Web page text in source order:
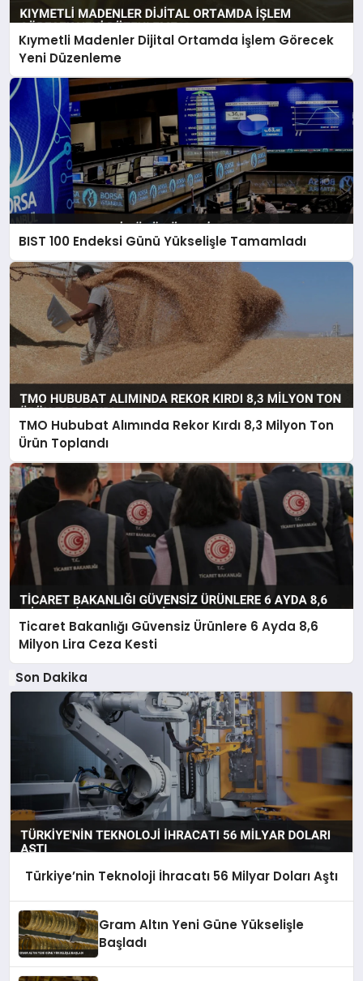
Kıymetli Madenler Dijital Ortamda İşlem Görecek
Yeni Düzenleme
BIST 100 Endeksi Günü Yükselişle Tamamladı
TMO Hububat Alımında Rekor Kırdı 8,3 Milyon Ton
Ürün Toplandı
Ticaret Bakanlığı Güvensiz Ürünlere 6 Ayda 8,6
Milyon Lira Ceza Kesti
Son Dakika
Türkiye’nin Teknoloji İhracatı 56 Milyar Doları Aştı
Gram Altın Yeni Güne Yükselişle
Başladı